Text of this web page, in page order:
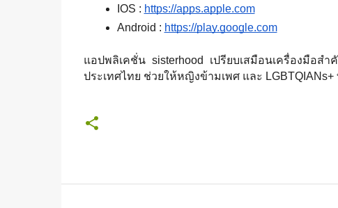
IOS : https://apps.apple.com
Android : https://play.google.com
แอปพลิเคชั่น sisterhood เปรียบเสมือนเครื่องมือส
ประเทศไทย ช่วยให้หญิงข้ามเพศ และ